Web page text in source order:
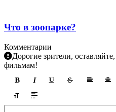
Что в зоопарке?
Комментарии
Дорогие зрители,
фильмам!